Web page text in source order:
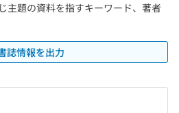
主題の資料を指すキーワード、著者
誌情報を出力